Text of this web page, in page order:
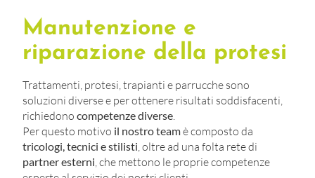
Manutenzione e
riparazione della protesi
Trattamenti, protesi, trapianti e parrucche sono
soluzioni diverse e per ottenere risultati soddisfacenti,
richiedono competenze diverse
Per questo motivo il nostro teamè composto da
tricologi, tecnici e stilisti , oltre ad una folta rete di
partner esterni , che mettono le proprie competenze